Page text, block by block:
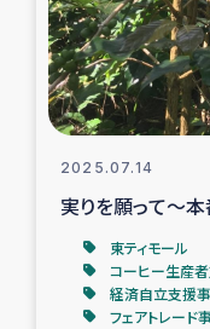
2025.07.14
実りを願って～
東ティモール
コーヒー生産
経済自立支援
フェアトレード